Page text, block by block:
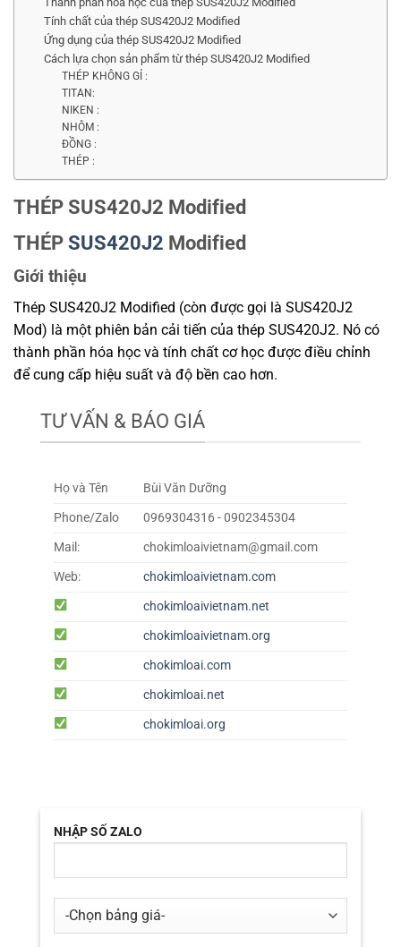
Tính chất của thép SUS420J2 Modified
Ứng dụng của thép SUS420J2 Modified
Cách lựa chọn sản phẩm từ thép SUS420J2 Modified
THÉP KHÔNG GỈ :
TITAN:
NIKEN :
NHÔM :
ĐỒNG :
THÉP :
THÉP SUS420J2 Modified
THÉPSUS420J2 Modified
Giới thiệu
Thép SUS420J2 Modified (còn được gọi là SUS420J2
Mod) là một phiên bản cải tiến của thép SUS420J2. Nó có
thành phần hóa học và tính chất cơ học được điều chỉnh
để cung cấp hiệu suất và độ bền cao hơn.
TƯ VẤN & BÁO GIÁ
Họ và Tên
Bùi Văn Dưỡng
Phone/Zalo
0969304316 - 0902345304
Mail:
chokimloaivietnam@gmail.com
Web:
chokimloaivietnam.com
chokimloaivietnam.net
chokimloaivietnam.org
chokimloai.com
chokimloai.net
chokimloai.org
NHẬP SỐ ZALO